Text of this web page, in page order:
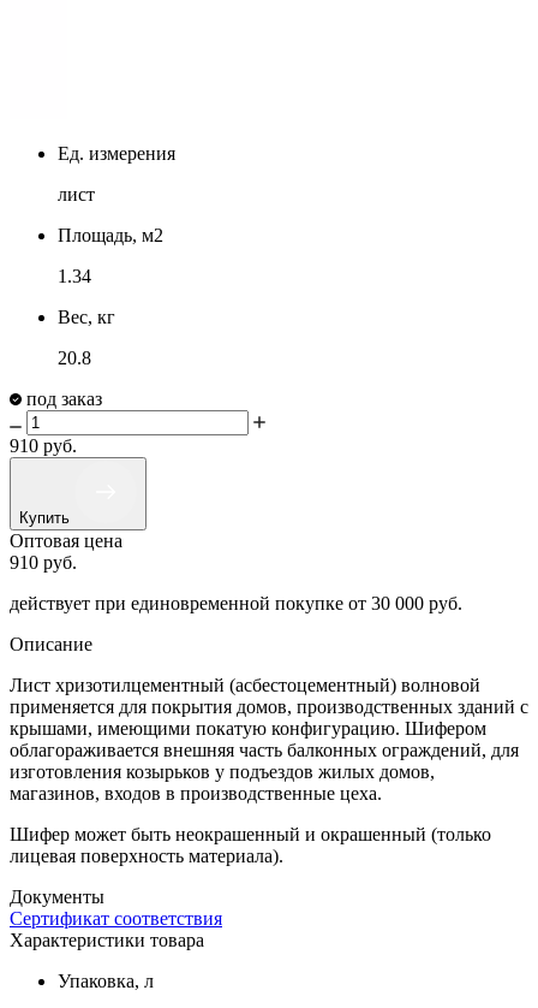
Ед. измерения
лист
Площадь, м2
1.34
Вес, кг
20.8
под заказ
910 руб.
Купить
Оптовая цена
910 руб.
действует при единовременной покупке от 30 000 руб.
Описание
Лист хризотилцементный (асбестоцементный) волновой
применяется для покрытия домов, производственных зданий с
крышами, имеющими покатую конфигурацию. Шифером
облагораживается внешняя часть балконных ограждений, для
изготовления козырьков у подъездов жилых домов,
магазинов, входов в производственные цеха.
Шифер может быть неокрашенный и окрашенный (только
лицевая поверхность материала).
Документы
Сертификат соответствия
Характеристики товара
Упаковка, л